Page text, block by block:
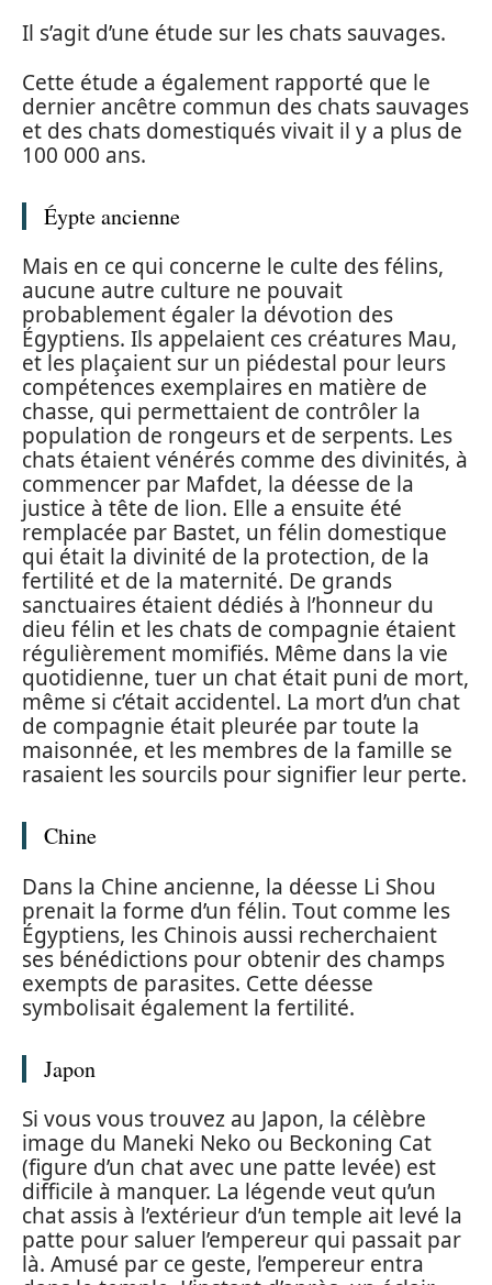
Il s’agit d’une étude sur les chats sauvages.
Cette étude a également rapporté que le
dernier ancêtre commun des chats sauvages
et des chats domestiqués vivait il y a plus de
100 000 ans.
Éypte ancienne
Mais en ce qui concerne le culte des félins,
aucune autre culture ne pouvait
probablement égaler la dévotion des
Égyptiens. Ils appelaient ces créatures Mau,
et les plaçaient sur un piédestal pour leurs
compétences exemplaires en matière de
chasse, qui permettaient de contrôler la
population de rongeurs et de serpents. Les
chats étaient vénérés comme des divinités, à
commencer par Mafdet, la déesse de la
justice à tête de lion. Elle a ensuite été
remplacée par Bastet, un félin domestique
qui était la divinité de la protection, de la
fertilité et de la maternité. De grands
sanctuaires étaient dédiés à l’honneur du
dieu félin et les chats de compagnie étaient
régulièrement momifiés. Même dans la vie
quotidienne, tuer un chat était puni de mort,
même si c’était accidentel. La mort d’un chat
de compagnie était pleurée par toute la
maisonnée, et les membres de la famille se
rasaient les sourcils pour signifier leur perte.
Chine
Dans la Chine ancienne, la déesse Li Shou
prenait la forme d’un félin. Tout comme les
Égyptiens, les Chinois aussi recherchaient
ses bénédictions pour obtenir des champs
exempts de parasites. Cette déesse
symbolisait également la fertilité.
Japon
Si vous vous trouvez au Japon, la célèbre
image du Maneki Neko ou Beckoning Cat
(figure d’un chat avec une patte levée) est
difficile à manquer. La légende veut qu’un
chat assis à l’extérieur d’un temple ait levé la
patte pour saluer l’empereur qui passait par
là. Amusé par ce geste, l’empereur entra